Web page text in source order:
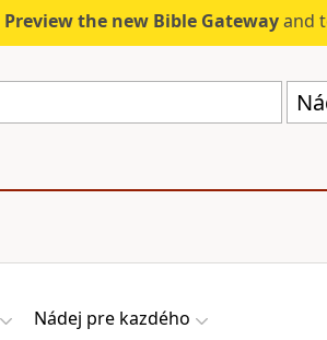
Preview the new Bible Gatewayand
Nádej pre kazdého